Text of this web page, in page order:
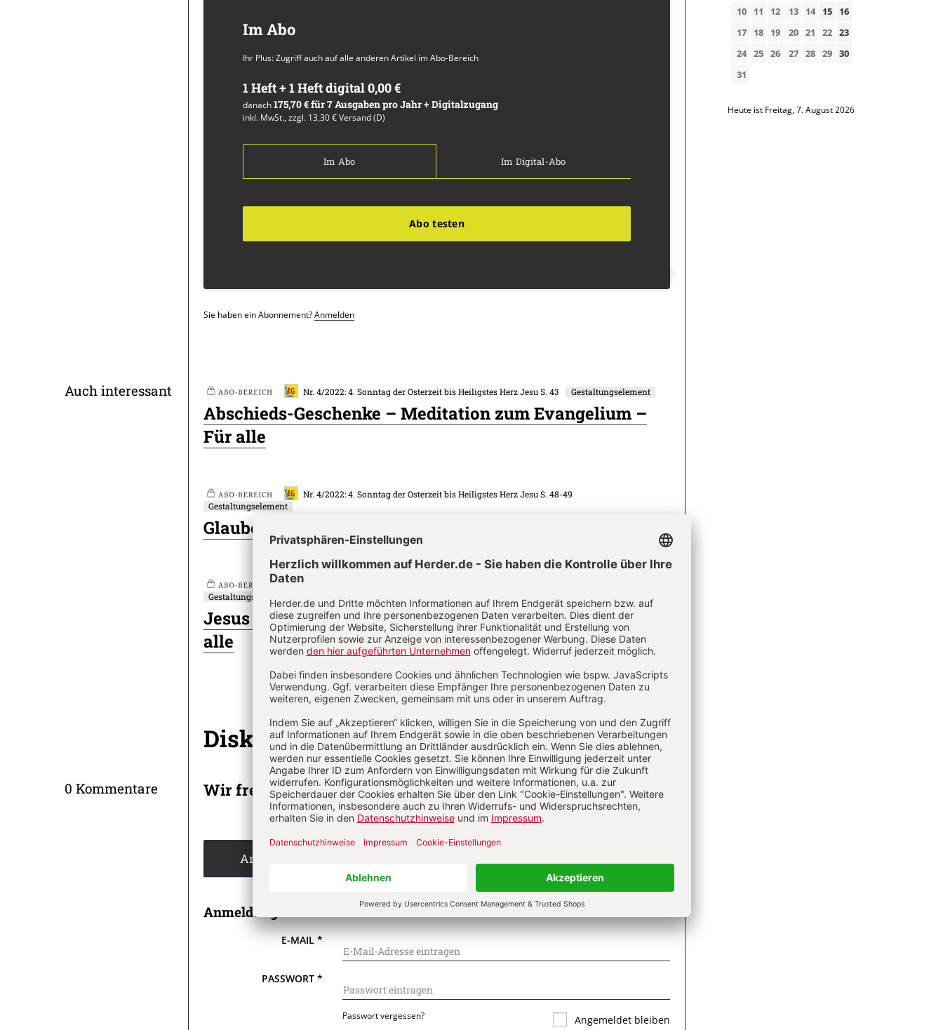
Im Abo
Ihr Plus: Zugriff auch auf alle anderen Artikel im Abo-Bereich
1 Heft + 1 Heft digital 0,00 €
danach175,70 € für 7 Ausgaben pro Jahr + Digitalzugang
inkl. MwSt., zzgl. 13,30 € Versand (D)
Im Abo Im Digital-Abo
Abo testen
Sie haben ein Abonnement?Anmelden
Überschrift
Auch interessant
Plus
Nr. 4/2022: 4. Sonntag der Osterzeit bis Heiligstes Herz Jesu S. 43 Gestaltungselement
Abschieds-Geschenke – Meditation zum Evangelium –
Für alle
Plus
Nr. 4/2022: 4. Sonntag der Osterzeit bis Heiligstes Herz Jesu S. 48-49
Gestaltungselement
Glauben – Meditation – Für alle
Plus
Nr. 4/2022: 4. Sonntag der Osterzeit bis Heiligstes Herz Jesu
Gestaltungselement
Jesus öffnet die Tür zum Frieden – Gottesdienst – Für
alle
Diskussion Kommentieren
0 Kommentare Wir freuen uns über Ihren Kommentar
Angemeldet kommentieren
Anmeldung
E-MAIL*
PASSWORT*
Passwort vergessen? Angemeldet bleiben
10
11 12 13 14 15
16
17
18 19 20 21 22 23
24 25 26 27 28 29 30
31
Heute ist Freitag, 7. August 2026